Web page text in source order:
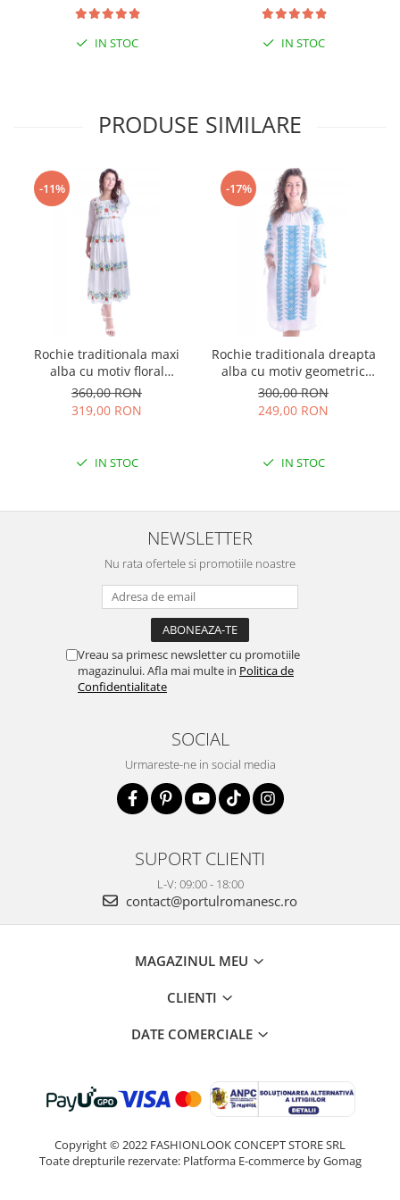
IN STOC IN STOC
PRODUSE SIMILARE
-11%
Rochie traditionala maxi
alba cu motiv floral
multicolor Sanziana
360,00 RON
319,00 RON
IN STOC
-17%
Rochie traditionala dreapta
alba cu motiv geometric
albastru Tania
300,00 RON
249,00 RON
IN STOC
NEWSLETTER
Nu rata ofertele si promotiile noastre
Vreau sa primesc newsletter cu promotiile
magazinului. Afla mai multe in Politica de
Confidentialitate
SOCIAL
Urmareste-ne in social media
SUPORT CLIENTI
L-V: 09:00 - 18:00
contact@portulromanesc.ro
MAGAZINUL MEU
CLIENTI
DATE COMERCIALE
Copyright © 2022 FASHIONLOOK CONCEPT STORE SRL
Toate drepturile rezervate: Platforma E-commerce by Gomag